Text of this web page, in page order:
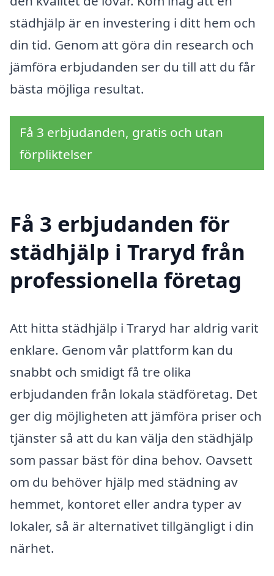
städhjälp är en investering i ditt hem och
din tid. Genom att göra din research och
jämföra erbjudanden ser du till att du får
bästa möjliga resultat.
Få 3 erbjudanden, gratis och utan
förpliktelser
Få 3 erbjudanden för
städhjälp i Traryd från
professionella företag
Att hitta städhjälp i Traryd har aldrig varit
enklare. Genom vår plattform kan du
snabbt och smidigt få tre olika
erbjudanden från lokala städföretag. Det
ger dig möjligheten att jämföra priser och
tjänster så att du kan välja den städhjälp
som passar bäst för dina behov. Oavsett
om du behöver hjälp med städning av
hemmet, kontoret eller andra typer av
lokaler, så är alternativet tillgängligt i din
närhet.